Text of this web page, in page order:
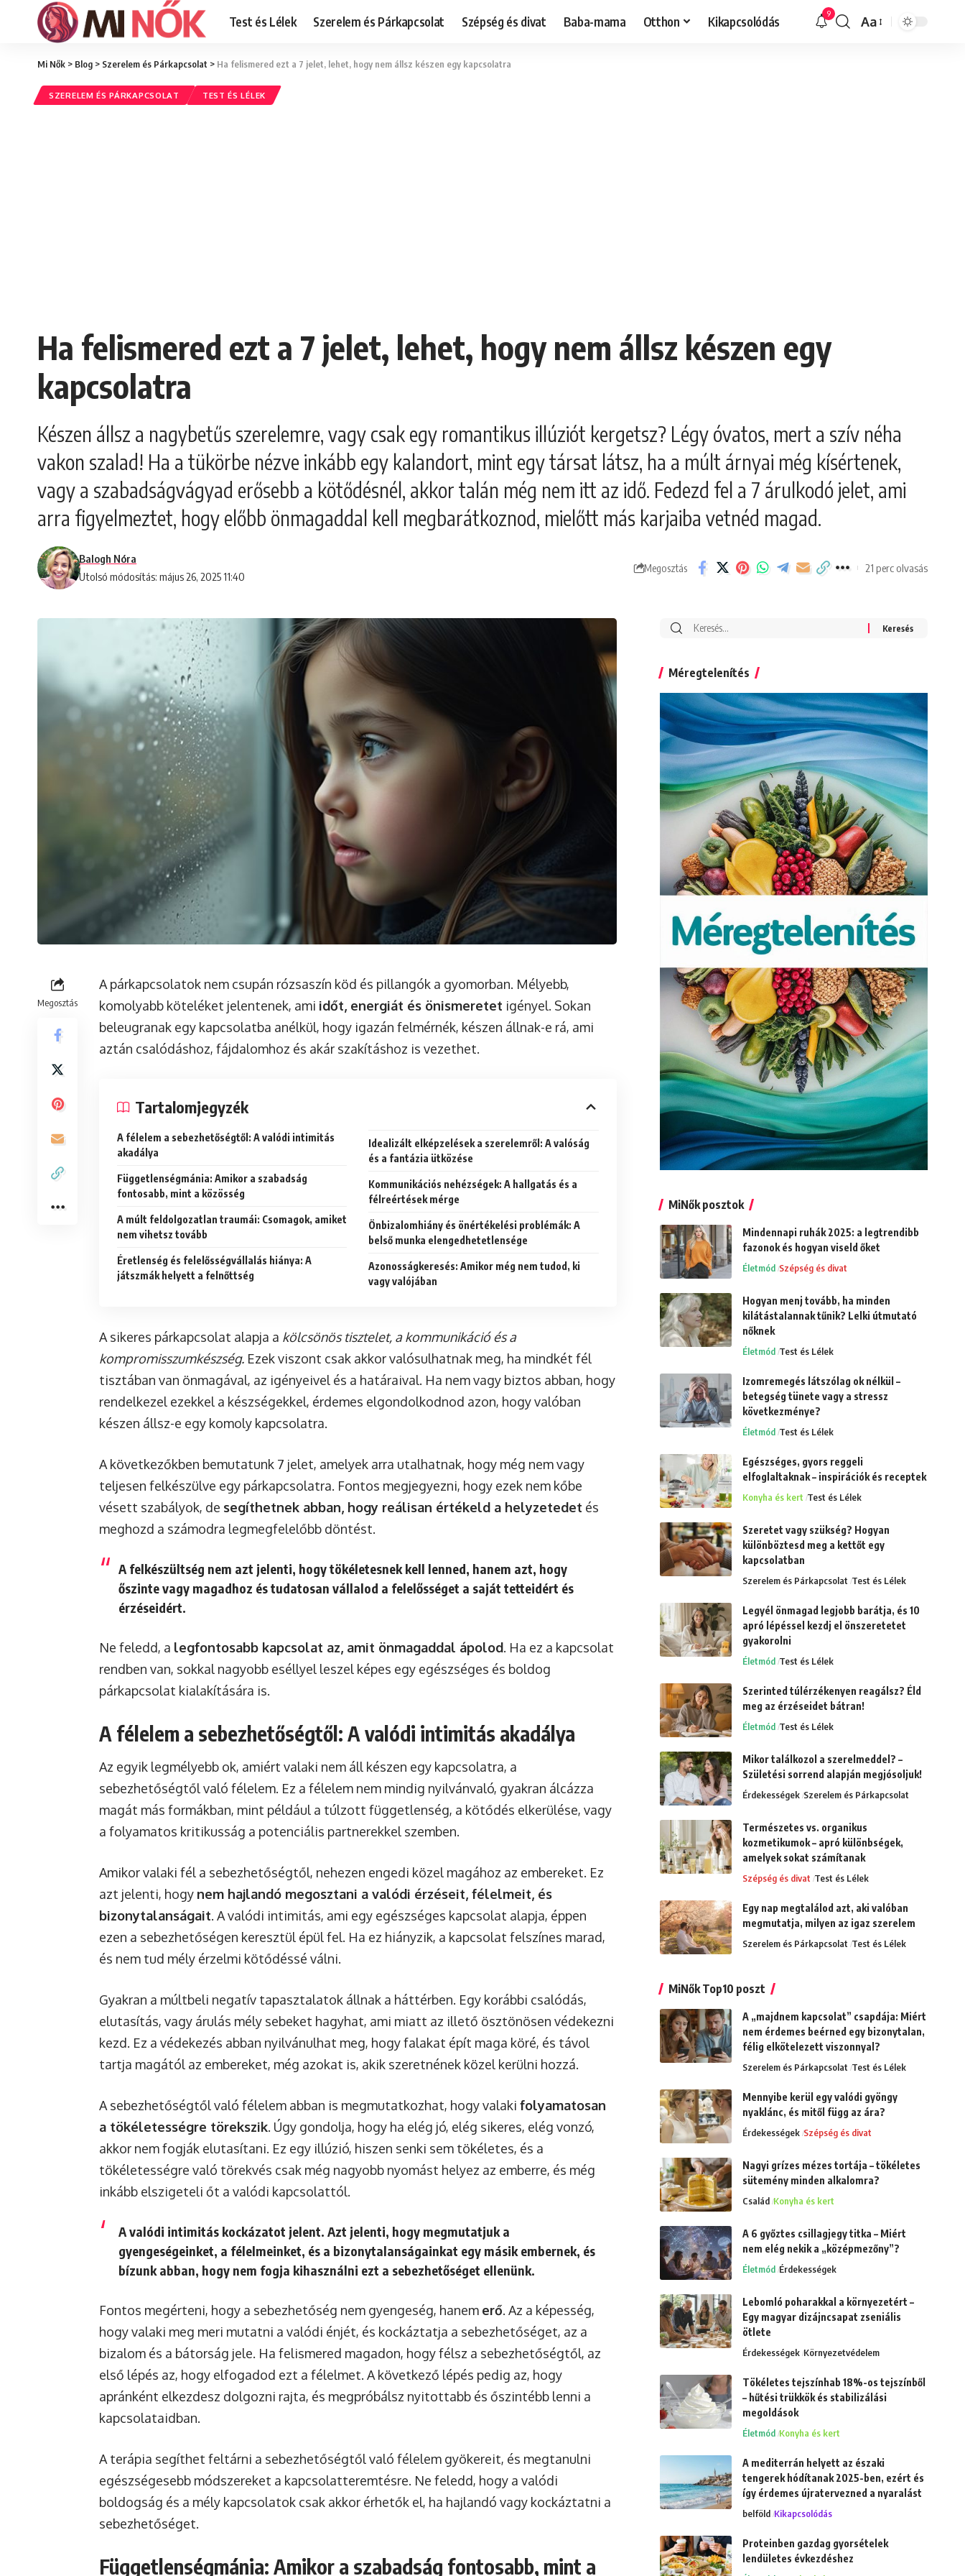
Test és Lélek Szerelem és Párkapcsolat Szépség és divat Baba-mama Otthon Kikapcsolódás 9
Font
Aa
Mi Nők > Blog > Szerelem és Párkapcsolat > Ha felismered ezt a 7 jelet, lehet, hogy nem állsz készen egy kapcsolatra
SZERELEM ÉS PÁRKAPCSOLAT TEST ÉS LÉLEK
Ha felismered ezt a 7 jelet, lehet, hogy nem állsz készen egy
kapcsolatra
Készen állsz a nagybetűs szerelemre, vagy csak egy romantikus illúziót kergetsz? Légy óvatos, mert a szív néha
vakon szalad! Ha a tükörbe nézve inkább egy kalandort, mint egy társat látsz, ha a múlt árnyai még kísértenek,
vagy a szabadságvágyad erősebb a kötődésnél, akkor talán még nem itt az idő. Fedezd fel a 7 árulkodó jelet, ami
arra figyelmeztet, hogy előbb önmagaddal kell megbarátkoznod, mielőtt más karjaiba vetnéd magad.
Utolsó módosítás: május 26, 2025 11:40
Balogh Nóra
Megosztás 21 perc olvasás
Megosztás
A párkapcsolatok nem csupán rózsaszín köd és pillangók a gyomorban. Mélyebb,
komolyabb köteléket jelentenek, ami időt, energiát és önismeretet igényel. Sokan
beleugranak egy kapcsolatba anélkül, hogy igazán felmérnék, készen állnak-e rá, ami
aztán csalódáshoz, fájdalomhoz és akár szakításhoz is vezethet.
Tartalomjegyzék
A félelem a sebezhetőségtől: A valódi intimitás
akadálya
Függetlenségmánia: Amikor a szabadság
fontosabb, mint a közösség
A múlt feldolgozatlan traumái: Csomagok, amiket
nem vihetsz tovább
Éretlenség és felelősségvállalás hiánya: A
játszmák helyett a felnőttség
Idealizált elképzelések a szerelemről: A valóság
és a fantázia ütközése
Kommunikációs nehézségek: A hallgatás és a
félreértések mérge
Önbizalomhiány és önértékelési problémák: A
belső munka elengedhetetlensége
Azonosságkeresés: Amikor még nem tudod, ki
vagy valójában
A sikeres párkapcsolat alapja a kölcsönös tisztelet, a kommunikáció és a
kompromisszumkészség. Ezek viszont csak akkor valósulhatnak meg, ha mindkét fél
tisztában van önmagával, az igényeivel és a határaival. Ha nem vagy biztos abban, hogy
rendelkezel ezekkel a készségekkel, érdemes elgondolkodnod azon, hogy valóban
készen állsz-e egy komoly kapcsolatra.
A következőkben bemutatunk 7 jelet, amelyek arra utalhatnak, hogy még nem vagy
teljesen felkészülve egy párkapcsolatra. Fontos megjegyezni, hogy ezek nem kőbe
vésett szabályok, de segíthetnek abban, hogy reálisan értékeld a helyzetedet és
meghozd a számodra legmegfelelőbb döntést.
A felkészültség nem azt jelenti, hogy tökéletesnek kell lenned, hanem azt, hogy
őszinte vagy magadhoz és tudatosan vállalod a felelősséget a saját tetteidért és
érzéseidért.
Ne feledd, a legfontosabb kapcsolat az, amit önmagaddal ápolod. Ha ez a kapcsolat
rendben van, sokkal nagyobb eséllyel leszel képes egy egészséges és boldog
párkapcsolat kialakítására is.
A félelem a sebezhetőségtől: A valódi intimitás akadálya
Az egyik legmélyebb ok, amiért valaki nem áll készen egy kapcsolatra, a
sebezhetőségtől való félelem. Ez a félelem nem mindig nyilvánvaló, gyakran álcázza
magát más formákban, mint például a túlzott függetlenség, a kötődés elkerülése, vagy
a folyamatos kritikusság a potenciális partnerekkel szemben.
Amikor valaki fél a sebezhetőségtől, nehezen engedi közel magához az embereket. Ez
azt jelenti, hogy nem hajlandó megosztani a valódi érzéseit, félelmeit, és
bizonytalanságait. A valódi intimitás, ami egy egészséges kapcsolat alapja, éppen
ezen a sebezhetőségen keresztül épül fel. Ha ez hiányzik, a kapcsolat felszínes marad,
és nem tud mély érzelmi kötődéssé válni.
Gyakran a múltbeli negatív tapasztalatok állnak a háttérben. Egy korábbi csalódás,
elutasítás, vagy árulás mély sebeket hagyhat, ami miatt az illető ösztönösen védekezni
kezd. Ez a védekezés abban nyilvánulhat meg, hogy falakat épít maga köré, és távol
tartja magától az embereket, még azokat is, akik szeretnének közel kerülni hozzá.
A sebezhetőségtől való félelem abban is megmutatkozhat, hogy valaki folyamatosan
a tökéletességre törekszik. Úgy gondolja, hogy ha elég jó, elég sikeres, elég vonzó,
akkor nem fogják elutasítani. Ez egy illúzió, hiszen senki sem tökéletes, és a
tökéletességre való törekvés csak még nagyobb nyomást helyez az emberre, és még
inkább elszigeteli őt a valódi kapcsolattól.
A valódi intimitás kockázatot jelent. Azt jelenti, hogy megmutatjuk a
gyengeségeinket, a félelmeinket, és a bizonytalanságainkat egy másik embernek, és
bízunk abban, hogy nem fogja kihasználni ezt a sebezhetőséget ellenünk.
Fontos megérteni, hogy a sebezhetőség nem gyengeség, hanem erő. Az a képesség,
hogy valaki meg meri mutatni a valódi énjét, és kockáztatja a sebezhetőséget, az a
bizalom és a bátorság jele. Ha felismered magadon, hogy félsz a sebezhetőségtől, az
első lépés az, hogy elfogadod ezt a félelmet. A következő lépés pedig az, hogy
apránként elkezdesz dolgozni rajta, és megpróbálsz nyitottabb és őszintébb lenni a
kapcsolataidban.
A terápia segíthet feltárni a sebezhetőségtől való félelem gyökereit, és megtanulni
egészségesebb módszereket a kapcsolatteremtésre. Ne feledd, hogy a valódi
boldogság és a mély kapcsolatok csak akkor érhetők el, ha hajlandó vagy kockáztatni a
sebezhetőséget.
Függetlenségmánia: Amikor a szabadság fontosabb, mint a
Search
Méregtelenítés
MiNők posztok
Mindennapi ruhák 2025: a legtrendibb
fazonok és hogyan viseld őket
Életmód Szépség és divat
Hogyan menj tovább, ha minden
kilátástalannak tűnik? Lelki útmutató
nőknek
Életmód Test és Lélek
Izomremegés látszólag ok nélkül –
betegség tünete vagy a stressz
következménye?
Életmód Test és Lélek
Egészséges, gyors reggeli
elfoglaltaknak – inspirációk és receptek
Konyha és kert Test és Lélek
Szeretet vagy szükség? Hogyan
különböztesd meg a kettőt egy
kapcsolatban
Szerelem és Párkapcsolat Test és Lélek
Legyél önmagad legjobb barátja, és 10
apró lépéssel kezdj el önszeretetet
gyakorolni
Életmód Test és Lélek
Szerinted túlérzékenyen reagálsz? Éld
meg az érzéseidet bátran!
Életmód Test és Lélek
Mikor találkozol a szerelmeddel? –
Születési sorrend alapján megjósoljuk!
Érdekességek Szerelem és Párkapcsolat
Természetes vs. organikus
kozmetikumok – apró különbségek,
amelyek sokat számítanak
Szépség és divat Test és Lélek
Egy nap megtalálod azt, aki valóban
megmutatja, milyen az igaz szerelem
Szerelem és Párkapcsolat Test és Lélek
MiNők Top10 poszt
A „majdnem kapcsolat” csapdája: Miért
nem érdemes beérned egy bizonytalan,
félig elkötelezett viszonnyal?
Szerelem és Párkapcsolat Test és Lélek
Mennyibe kerül egy valódi gyöngy
nyaklánc, és mitől függ az ára?
Érdekességek Szépség és divat
Nagyi grízes mézes tortája – tökéletes
sütemény minden alkalomra?
Család Konyha és kert
A 6 győztes csillagjegy titka – Miért
nem elég nekik a „középmezőny”?
Életmód Érdekességek
Lebomló poharakkal a környezetért –
Egy magyar dizájncsapat zseniális
ötlete
Érdekességek Környezetvédelem
Tökéletes tejszínhab 18%-os tejszínből
– hűtési trükkök és stabilizálási
megoldások
Életmód Konyha és kert
A mediterrán helyett az északi
tengerek hódítanak 2025-ben, ezért és
így érdemes újratervezned a nyaralást
belföld Kikapcsolódás
Proteinben gazdag gyorsételek
lendületes évkezdéshez